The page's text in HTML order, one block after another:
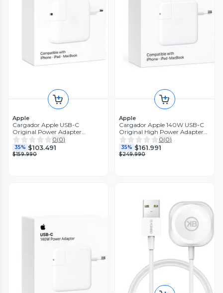
Apple
Cargador Apple USB-C
Original Power Adapter
Universal 70W0(0)
35% $103.491
$159.990
Apple
Cargador Apple 140W USB-C
Original High Power Adapter
White
0(0)
35% $161.991
$249.990